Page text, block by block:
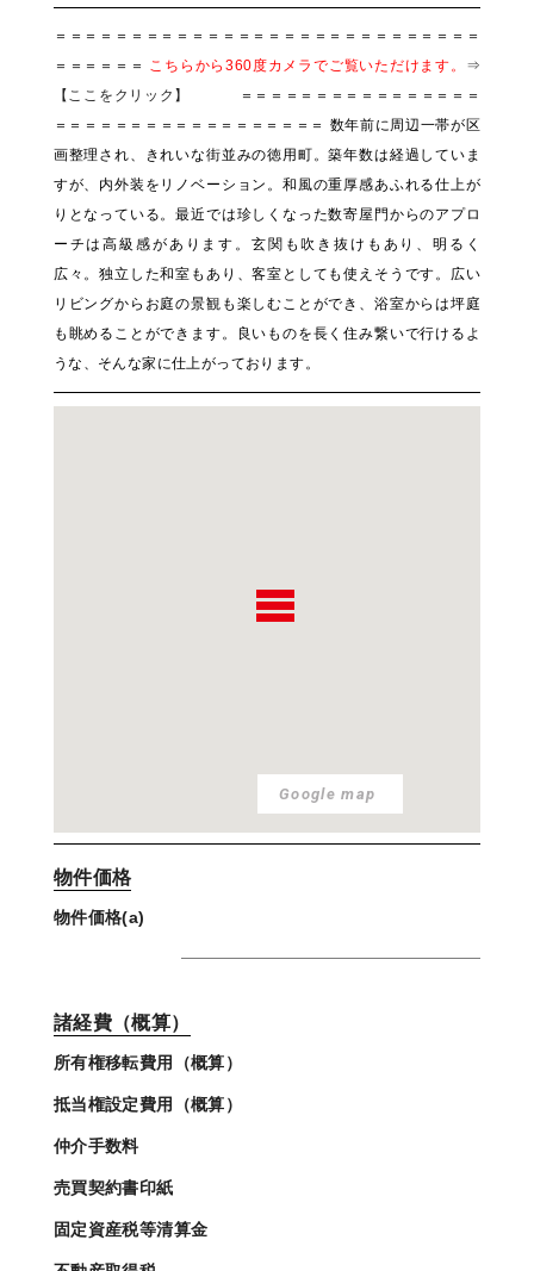
＝＝＝＝＝＝＝＝＝＝＝＝＝＝＝＝＝＝＝＝＝＝＝＝＝＝＝＝
＝＝＝＝＝＝
こちらから360度カメラでご覧いただけます。 ⇒
【ここをクリック】
＝＝＝＝＝＝＝＝＝＝＝＝＝＝＝＝
＝＝＝＝＝＝＝＝＝＝＝＝＝＝＝＝＝＝ 数年前に周辺一帯が区
画整理され、きれいな街並みの徳用町。築年数は経過していま
すが、内外装をリノベーション。和風の重厚感あふれる仕上が
りとなっている。最近では珍しくなった数寄屋門からのアプロ
ーチは高級感があります。玄関も吹き抜けもあり、明るく
広々。独立した和室もあり、客室としても使えそうです。広い
リビングからお庭の景観も楽しむことができ、浴室からは坪庭
も眺めることができます。良いものを長く住み繋いで行けるよ
うな、そんな家に仕上がっております。
Google map
物件価格
物件価格(a)
諸経費（概算）
所有権移転費用（概算）
抵当権設定費用（概算）
仲介手数料
売買契約書印紙
固定資産税等清算金